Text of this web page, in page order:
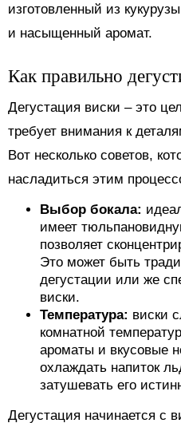
изготовленный из
и насыщенный аромат.
Как правильно
Дегустация виски – это
требует внимания к
Вот несколько советов,
насладиться этим
Выбор бокала:
имеет
позволяет
Это может быть
дегустации или же
виски.
Температура: виски
комнатной
ароматы и вкусовые
охлаждать напиток
затушевать его
Дегустация начинается с